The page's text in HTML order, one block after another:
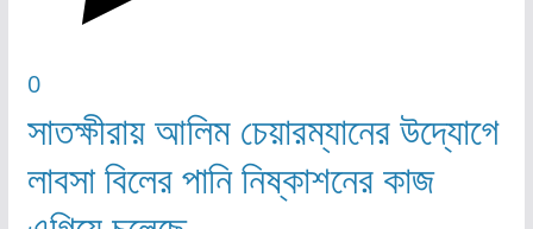
0
সাতক্ষীরায় আলিম চেয়ারম্যানের উদ্যোগে
লাবসা বিলের পানি নিষ্কাশনের কাজ